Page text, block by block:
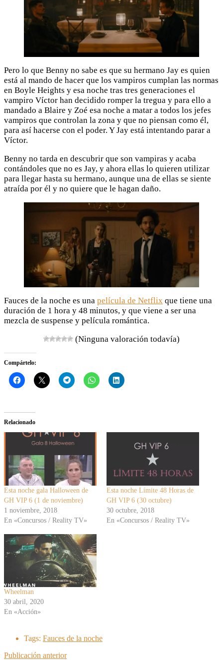
Pero lo que Benny no sabe es que su hermano Jay es quien
está al mando de hacer que los vampiros cumplan las normas
en Boyle Heights y esa noche tras tres generaciones el
vampiro Víctor han decidido romper la tregua y para ello a
mandado a Blaire y Zoé esa noche a matar a todos los jefes
vampiros que controlan la zona y que no piensan como él,
para así hacerse con el poder. Y Jay está intentando parar a
Víctor.
Benny no tarda en descubrir que son vampiras y acaba
contándoles que no es Jay, y ahora ellas lo quieren utilizar
para llegar hasta su hermano, aunque una de ellas se siente
atraída por él y no quiere que le hagan daño.
Fauces de la noche es una película de Netflix que tiene una
duración de 1 hora y 48 minutos, y que viene a ser una
mezcla de suspense y película romántica.
(Ninguna valoración todavía)
Compártelo:
Relacionado
Esta noche gala Halloween de
GH VIP 6 (1 de noviembre)
1 noviembre, 2018
En «Concursos / Reality TV»
Esta noche Límite 48 Horas de
GH VIP 6 (30 octubre)
30 octubre, 2018
En «Concursos / Reality TV»
Wheelman
30 abril, 2020
En «Acción»
Tags: Fauces de la noche
Publicación anterior